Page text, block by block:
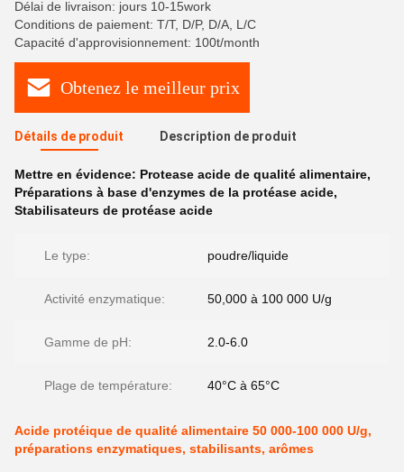
Délai de livraison: jours 10-15work
Conditions de paiement: T/T, D/P, D/A, L/C
Capacité d'approvisionnement: 100t/month
Obtenez le meilleur prix
Détails de produit Description de produit
Mettre en évidence: Protease acide de qualité alimentaire,
Préparations à base d'enzymes de la protéase acide,
Stabilisateurs de protéase acide
Le type: poudre/liquide
Activité enzymatique: 50,000 à 100 000 U/g
Gamme de pH: 2.0-6.0
Plage de température: 40°C à 65°C
Acide protéique de qualité alimentaire 50 000-100 000 U/g,
préparations enzymatiques, stabilisants, arômes